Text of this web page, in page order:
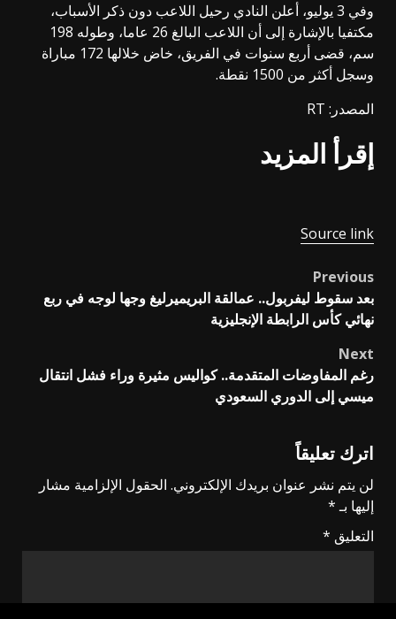
وفي 3 يوليو، أعلن النادي رحيل اللاعب دون ذكر الأسباب،
مكتفيا بالإشارة إلى أن اللاعب البالغ 26 عاما، وطوله 198
سم، قضى أربع سنوات في الفريق، خاض خلالها 172 مباراة
وسجل أكثر من 1500 نقطة.
المصدر: RT
إقرأ المزيد
Source link
Post
navigation
Previous
بعد سقوط ليفربول.. عمالقة البريميرليغ وجها لوجه في ربع
نهائي كأس الرابطة الإنجليزية
Next
رغم المفاوضات المتقدمة.. كواليس مثيرة وراء فشل انتقال
ميسي إلى الدوري السعودي
اترك تعليقاً
لن يتم نشر عنوان بريدك الإلكتروني. الحقول الإلزامية مشار
إليها بـ*
التعليق *